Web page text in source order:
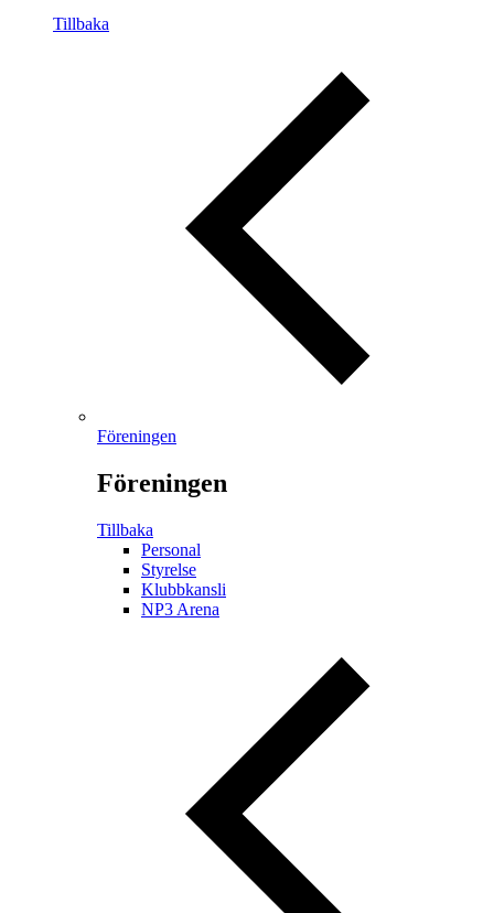
Tillbaka
Föreningen
Föreningen
Tillbaka
Personal
Styrelse
Klubbkansli
NP3 Arena